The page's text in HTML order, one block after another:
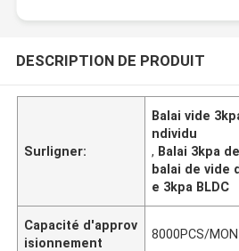
DESCRIPTION DE PRODUIT
Surligner:
Balai vide
ndividu
, Balai 3kpa
balai de vide
e 3kpa BLDC
Capacité d'approv
isionnement
8000PCS/